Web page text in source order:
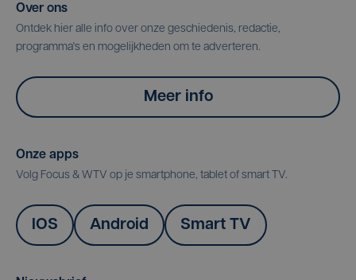
Over ons
Ontdek hier alle info over onze geschiedenis, redactie,
programma's en mogelijkheden om te adverteren.
Meer info
Onze apps
Volg Focus & WTV op je smartphone, tablet of smart TV.
IOS Android Smart TV